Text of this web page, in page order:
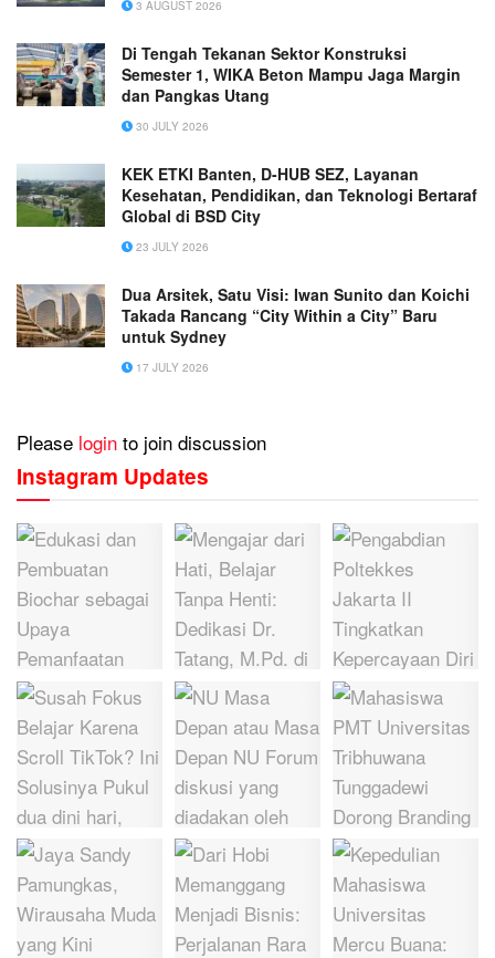
3 AUGUST 2026
Di Tengah Tekanan Sektor Konstruksi
Semester 1, WIKA Beton Mampu Jaga Margin
dan Pangkas Utang
30 JULY 2026
KEK ETKI Banten, D-HUB SEZ, Layanan
Kesehatan, Pendidikan, dan Teknologi Bertaraf
Global di BSD City
23 JULY 2026
Dua Arsitek, Satu Visi: Iwan Sunito dan Koichi
Takada Rancang “City Within a City” Baru
untuk Sydney
17 JULY 2026
Please login to join discussion
Instagram Updates